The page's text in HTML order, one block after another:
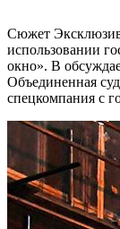
Сюжет
использовании
окно». В
Объединенная
спецкомпания с